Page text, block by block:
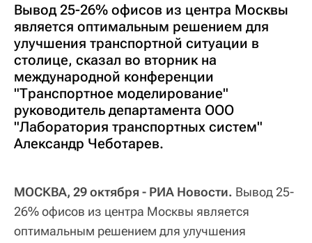
Вывод 25-26% офисов из центра Москвы
является оптимальным решением для
улучшения транспортной ситуации в
столице, сказал во вторник на
международной конференции
"Транспортное моделирование"
руководитель департамента ООО
"Лаборатория транспортных систем"
Александр Чеботарев.
МОСКВА, 29 октября - РИА Новости. Вывод 25-
26% офисов из центра Москвы является
оптимальным решением для улучшения